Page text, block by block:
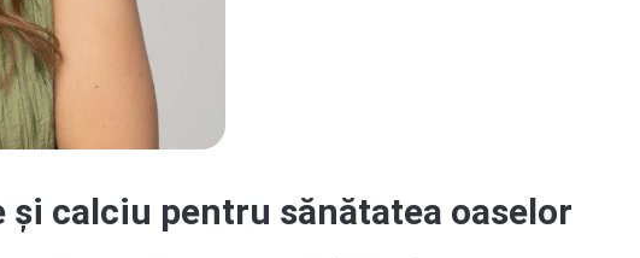
și calciu pentru sănătatea oaselor